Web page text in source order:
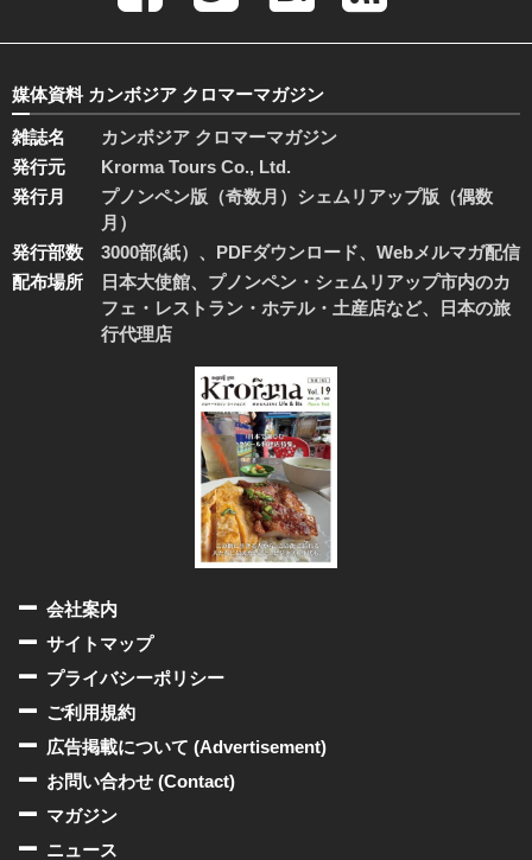
媒体資料 カンボジア クロマーマガジン
雑誌名
カンボジア クロマーマガジン
発行元
Krorma Tours Co., Ltd.
発行月
プノンペン版（奇数月）シェムリアップ版（偶数
月）
発行部数
3000部(紙）、PDFダウンロード、Webメルマガ配信
配布場所
日本大使館、プノンペン・シェムリアップ市内のカ
フェ・レストラン・ホテル・土産店など、日本の旅
行代理店
会社案内
サイトマップ
プライバシーポリシー
ご利用規約
広告掲載について (Advertisement)
お問い合わせ (Contact)
マガジン
ニュース